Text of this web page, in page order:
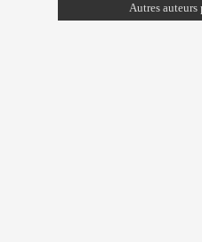
Autres auteurs